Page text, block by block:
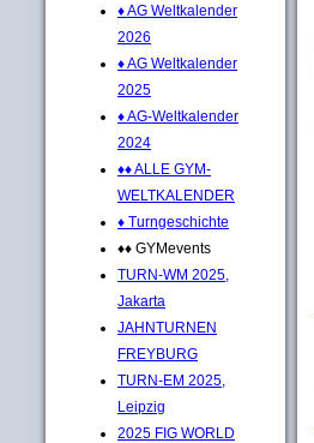
♦ AG Weltkalender
2026
♦ AG Weltkalender
2025
♦ AG-Weltkalender
2024
♦♦ ALLE GYM-
WELTKALENDER
♦ Turngeschichte
♦♦ GYMevents
TURN-WM 2025,
Jakarta
JAHNTURNEN
FREYBURG
TURN-EM 2025,
Leipzig
2025 FIG WORLD